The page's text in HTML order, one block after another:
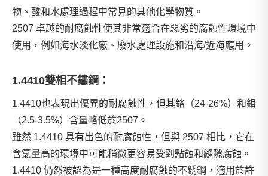
物、酸和水處理過程中常見的其他化學物質。
2507 卓越的耐腐蝕性使其非常適合在惡劣的腐蝕性環境中
使用，例如海水淡化廠、廢水處理設施和沿海/近海應用。
1.4410雙相不鏽鋼：
1.4410也表現出優異的耐腐蝕性，但其鉻（24-26%）和鉬
（2.5-3.5%）含量略低於2507。
雖然 1.4410 具有出色的耐腐蝕性，但與 2507 相比，它在
含氯量高的環境中可能稍微更容易受到點蝕和縫隙腐蝕。
1.4410 仍然被認為是一種高度耐腐蝕的不銹鋼，適用於許